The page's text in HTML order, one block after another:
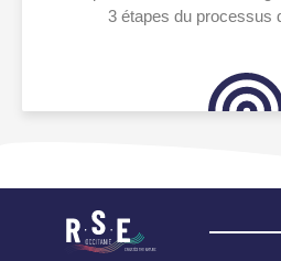
3 étapes du processus